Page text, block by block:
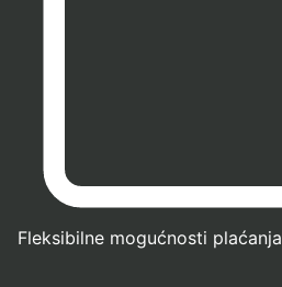
Fleksibilne mogućnosti plaćanja